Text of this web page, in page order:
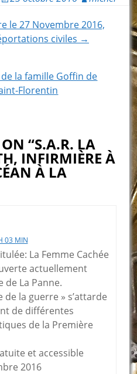
le 27 Novembre 2016,
civiles →
la famille Goffin de
Florentin
“S.A.R. LA
INFIRMIÈRE À
À LA
03 MIN
La Femme Cachée
actuellement
de La Panne.
de la guerre » s’attarde
de différentes
de la Première
et accessible
2016